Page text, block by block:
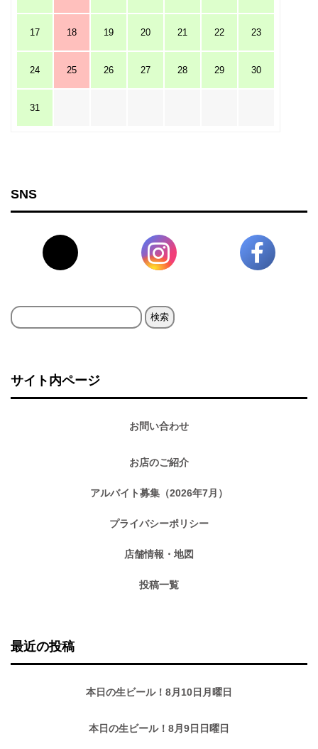
17 18 19 20 21 22 23
24 25 26 27 28 29 30
31
SNS
検
サイト内ページ
お問い合わせ
お店のご紹介
アルバイト募集（2026年7月）
プライバシーポリシー
店舗情報・地図
投稿一覧
最近の投稿
本日の生ビール！8月10日月曜日
本日の生ビール！8月9日日曜日